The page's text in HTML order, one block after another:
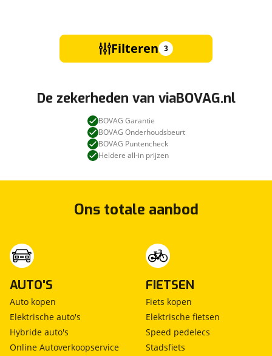
Filteren 3
De zekerheden van viaBOVAG.nl
BOVAG Garantie
BOVAG Onderhoudsbeurt
BOVAG Puntencheck
Heldere all-in prijzen
Ons totale aanbod
AUTO'S
Auto kopen
Elektrische auto's
Hybride auto's
Online Autoverkoopservice
FIETSEN
Fiets kopen
Elektrische fietsen
Speed pedelecs
Stadsfiets